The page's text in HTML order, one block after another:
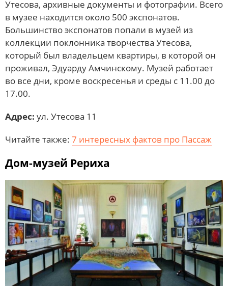
Утесова, архивные документы и фотографии. Всего
в музее находится около 500 экспонатов.
Большинство экспонатов попали в музей из
коллекции поклонника творчества Утесова,
который был владельцем квартиры, в которой он
проживал, Эдуарду Амчинскому. Музей работает
во все дни, кроме воскресенья и среды с 11.00 до
17.00.
Адрес: ул. Утесова 11
Читайте также: 7 интересных фактов про Пассаж
Дом-музей Рериха